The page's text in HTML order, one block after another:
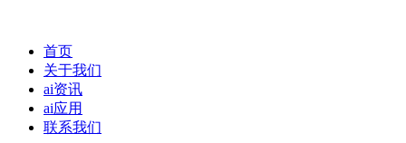
首页
关于我们
ai资讯
ai应用
联系我们